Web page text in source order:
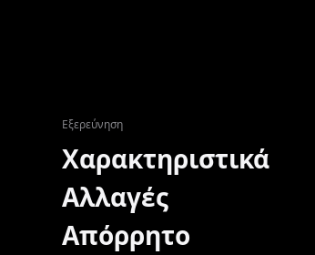
Εξερεύνηση
Χαρακτηριστικά
Αλλαγές
Απόρρητο